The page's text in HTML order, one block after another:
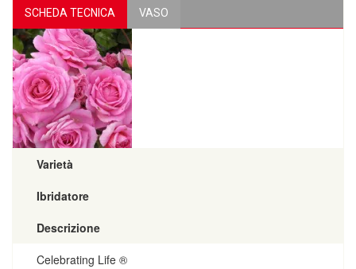
SCHEDA TECNICA VASO
Varietà
Ibridatore
Descrizione
Celebrating Life ®